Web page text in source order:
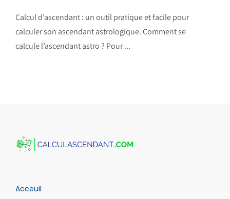
Calcul d’ascendant : un outil pratique et facile pour
calculer son ascendant astrologique. Comment se
calcule l’ascendant astro ? Pour ...
Acceuil